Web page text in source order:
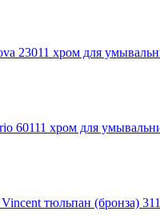
23011 хром для
60111 хром для
тюльпан (бронза)